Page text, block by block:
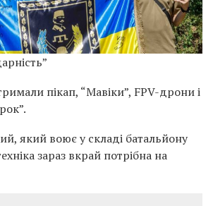
пікап, “Мавіки”, FPV-дрони і
який воює у складі батальйону
зараз вкрай потрібна на